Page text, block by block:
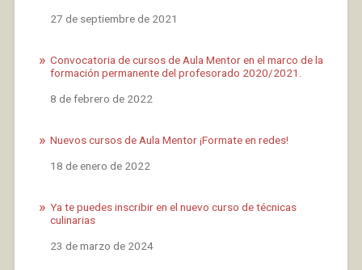
Fecha
27 de septiembre de 2021
Convocatoria de cursos de Aula Mentor en el marco de la
formación permanente del profesorado 2020/2021.
Fecha
8 de febrero de 2022
Nuevos cursos de Aula Mentor ¡Formate en redes!
Fecha
18 de enero de 2022
Ya te puedes inscribir en el nuevo curso de técnicas
culinarias
Fecha
23 de marzo de 2024